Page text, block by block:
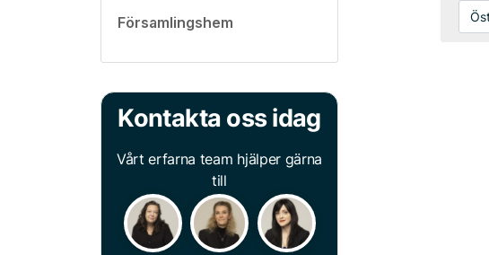
Församlingshem
Kontakta oss idag
Vårt erfarna team hjälper gärna
till